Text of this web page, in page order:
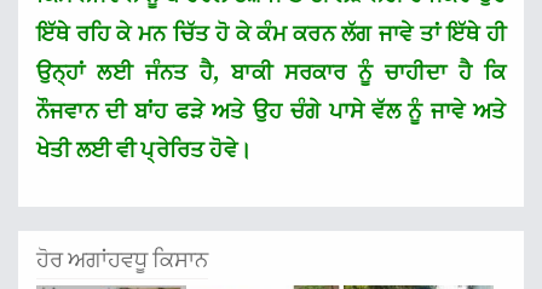
ਇੱਥੇ ਰਹਿ ਕੇ ਮਨ ਚਿੱਤ ਹੋ ਕੇ ਕੰਮ ਕਰਨ ਲੱਗ ਜਾਵੇ ਤਾਂ ਇੱਥੇ ਹੀ
ਉਨ੍ਹਾਂ ਲਈ ਜੰਨਤ ਹੈ, ਬਾਕੀ ਸਰਕਾਰ ਨੂੰ ਚਾਹੀਦਾ ਹੈ ਕਿ
ਨੌਜਵਾਨ ਦੀ ਬਾਂਹ ਫੜੇ ਅਤੇ ਉਹ ਚੰਗੇ ਪਾਸੇ ਵੱਲ ਨੂੰ ਜਾਵੇ ਅਤੇ
ਖੇਤੀ ਲਈ ਵੀ ਪ੍ਰੇਰਿਤ ਹੋਵੇ।
ਹੋਰ ਅਗਾਂਹਵਧੂ ਕਿਸਾਨ